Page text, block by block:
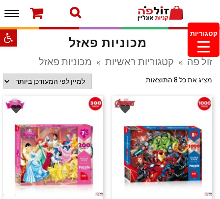
פתח
ברוכים הבאים לחנות של זולפה!
עמוד הבית
משלוחים והחזרות
מוצרים חדשים
צור קשר
מעקב הזמנות
מינימום הזמנה 99.99 ש”ח – משלוח חינם ברכישה
מעל 249.99ש”ח
מכוניות פאזל
זול פה » קטגוריות ראשיות » מכוניות פאזל
מציג את כל 8 התוצאות
קטגוריות